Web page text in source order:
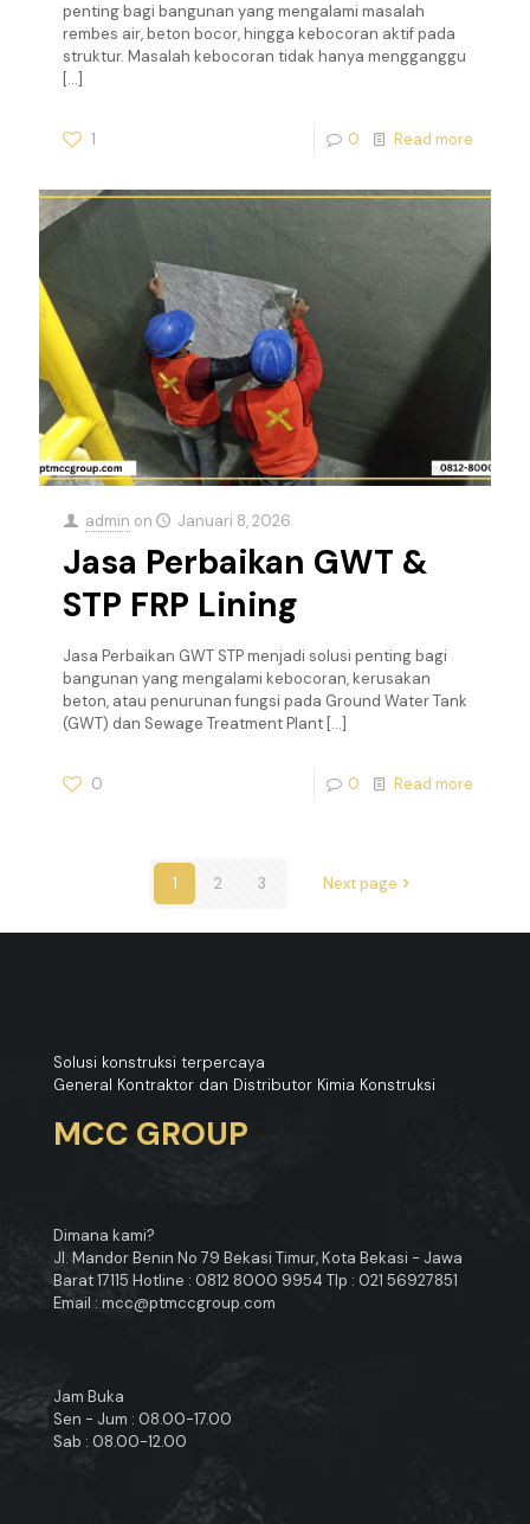
penting bagi bangunan yang mengalami masalah
rembes air, beton bocor, hingga kebocoran aktif pada
struktur. Masalah kebocoran tidak hanya mengganggu
[…]
1 0 Read more
admin on Januari 8, 2026
Jasa Perbaikan GWT &
STP FRP Lining
Jasa Perbaikan GWT STP menjadi solusi penting bagi
bangunan yang mengalami kebocoran, kerusakan
beton, atau penurunan fungsi pada Ground Water Tank
(GWT) dan Sewage Treatment Plant […]
0 0 Read more
1 2 3 Next page
Solusi konstruksi terpercaya
General Kontraktor dan Distributor Kimia Konstruksi
MCC GROUP
Dimana kami?
Jl. Mandor Benin No 79 Bekasi Timur, Kota Bekasi - Jawa
Barat 17115 Hotline : 0812 8000 9954 Tlp : 021 56927851
Email : mcc@ptmccgroup.com
Jam Buka
Sen - Jum : 08.00-17.00
Sab : 08.00-12.00